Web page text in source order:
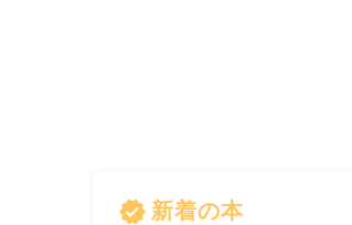
verified 新着の本